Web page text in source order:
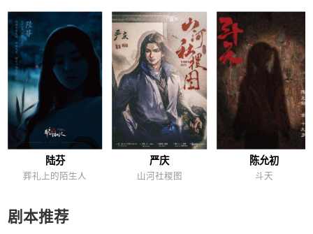
陆芬
葬礼上的陌生人
严庆
山河社稷图
陈允初
斗天
剧本推荐